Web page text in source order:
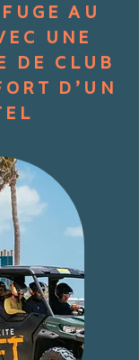
AU
UNE
DE CLUB
D’UN